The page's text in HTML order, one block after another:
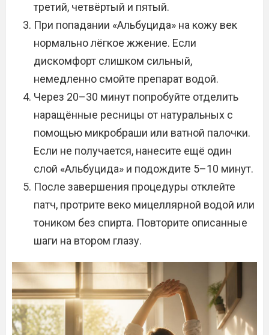
третий, четвёртый и пятый.
При попадании «Альбуцида» на кожу век
нормально лёгкое жжение. Если
дискомфорт слишком сильный,
немедленно смойте препарат водой.
Через 20–30 минут попробуйте отделить
наращённые ресницы от натуральных с
помощью микробраши или ватной палочки.
Если не получается, нанесите ещё один
слой «Альбуцида» и подождите 5–10 минут.
После завершения процедуры отклейте
патч, протрите веко мицеллярной водой или
тоником без спирта. Повторите описанные
шаги на втором глазу.